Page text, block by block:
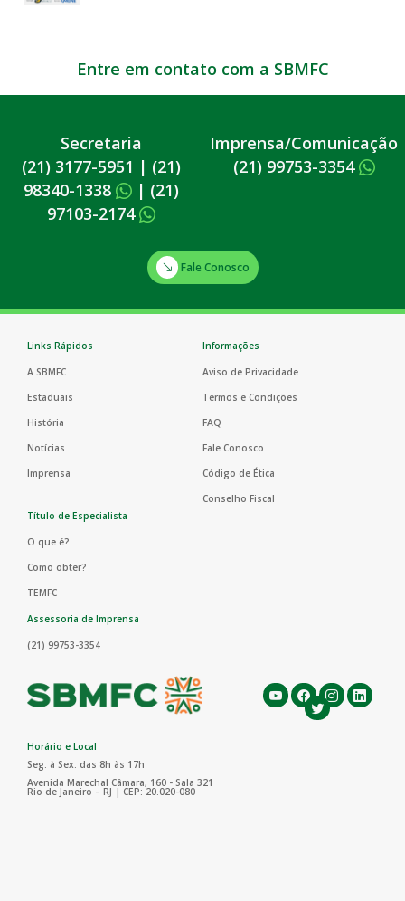
Entre em contato com a SBMFC
Secretaria
(21) 3177-5951 | (21)
98340-1338
| (21)
97103-2174
Imprensa/Comunicação
(21) 99753-3354
Fale Conosco
Links Rápidos
A SBMFC
Estaduais
História
Notícias
Imprensa
Informações
Aviso de Privacidade
Termos e Condições
FAQ
Fale Conosco
Código de Ética
Conselho Fiscal
Título de Especialista
O que é?
Como obter?
TEMFC
Assessoria de Imprensa
(21) 99753-3354
Horário e Local
Seg. à Sex. das 8h às 17h
Avenida Marechal Câmara, 160 - Sala 321
Rio de Janeiro – RJ | CEP: 20.020-080